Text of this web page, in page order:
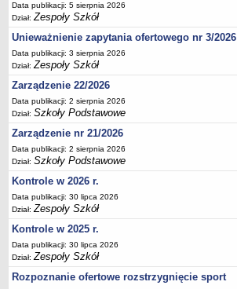
BIURO FINANSÓW OŚWIATY
Dane podstawowe
Statut
Majątek
Godziny dyżurów
Ogłoszenia
Zarządzenia
Rejestry, ewidencje, archiwa
Kontrole
PONOWNE WYKORZYSTYWANIE
Sprawozdania
Deklaracja dostępności
DEKLARACJA DOSTĘPNOŚCI
OŚWIADCZENIA MAJĄTKOWE
PONOWNE WYKORZYSTYWANIE
Data publikacji: 5 sierpnia 2026
Dział:Zespoły Szkół
Unieważnienie zapytania ofertowego nr 3/2026
Data publikacji: 3 sierpnia 2026
Dział:Zespoły Szkół
Zarządzenie 22/2026
Data publikacji: 2 sierpnia 2026
Dział:Szkoły Podstawowe
Zarządzenie nr 21/2026
Data publikacji: 2 sierpnia 2026
Dział:Szkoły Podstawowe
Kontrole w 2026 r.
Data publikacji: 30 lipca 2026
Dział:Zespoły Szkół
Kontrole w 2025 r.
Data publikacji: 30 lipca 2026
Dział:Zespoły Szkół
Rozpoznanie ofertowe rozstrzygnięcie sport